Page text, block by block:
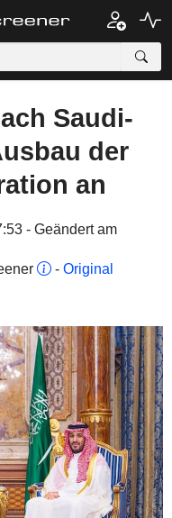
Saudi-
der
an
- Geändert am
- Original